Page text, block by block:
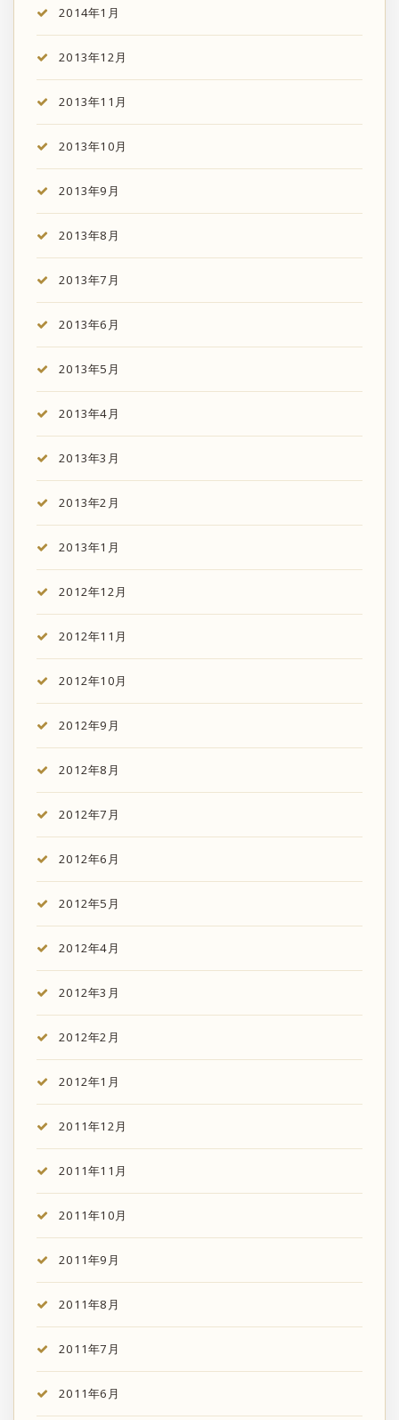
2014年1月
2013年12月
2013年11月
2013年10月
2013年9月
2013年8月
2013年7月
2013年6月
2013年5月
2013年4月
2013年3月
2013年2月
2013年1月
2012年12月
2012年11月
2012年10月
2012年9月
2012年8月
2012年7月
2012年6月
2012年5月
2012年4月
2012年3月
2012年2月
2012年1月
2011年12月
2011年11月
2011年10月
2011年9月
2011年8月
2011年7月
2011年6月